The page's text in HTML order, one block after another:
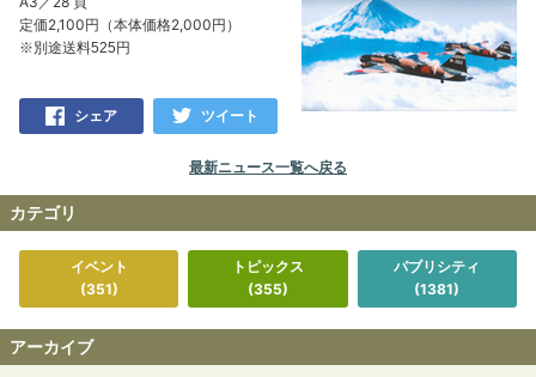
定価2,100円（本体価格2,000円）
※別途送料525円
シェア ツイート
最新ニュース一覧へ戻る
カテゴリ
イベント
(351)
トピックス
(355)
パブリシティ
(1381)
アーカイブ